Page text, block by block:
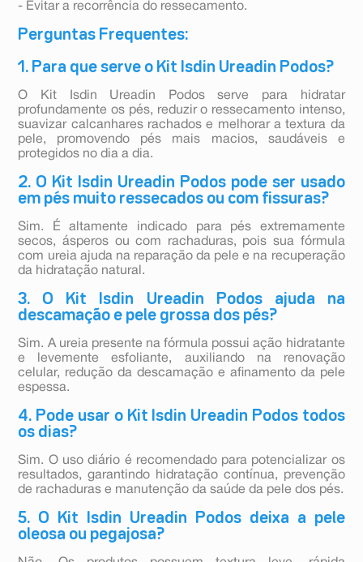
- Evitar a recorrência do ressecamento.
Perguntas Frequentes:
1. Para que serve o Kit Isdin Ureadin Podos?
O Kit Isdin Ureadin Podos serve para hidratar
profundamente os pés, reduzir o ressecamento intenso,
suavizar calcanhares rachados e melhorar a textura da
pele, promovendo pés mais macios, saudáveis e
protegidos no dia a dia.
2. O Kit Isdin Ureadin Podos pode ser usado
em pés muito ressecados ou com fissuras?
Sim. É altamente indicado para pés extremamente
secos, ásperos ou com rachaduras, pois sua fórmula
com ureia ajuda na reparação da pele e na recuperação
da hidratação natural.
3. O Kit Isdin Ureadin Podos ajuda na
descamação e pele grossa dos pés?
Sim. A ureia presente na fórmula possui ação hidratante
e levemente esfoliante, auxiliando na renovação
celular, redução da descamação e afinamento da pele
espessa.
4. Pode usar o Kit Isdin Ureadin Podos todos
os dias?
Sim. O uso diário é recomendado para potencializar os
resultados, garantindo hidratação contínua, prevenção
de rachaduras e manutenção da saúde da pele dos pés.
5. O Kit Isdin Ureadin Podos deixa a pele
oleosa ou pegajosa?